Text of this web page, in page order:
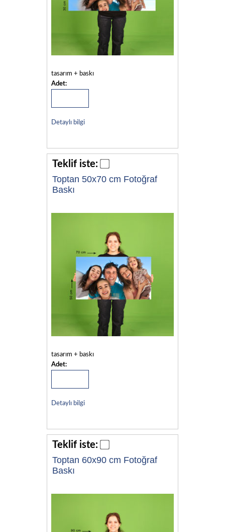
tasarım + baskı
Adet:
Detaylı bilgi
Teklif iste:
Toptan 50x70 cm Fotoğraf
Baskı
tasarım + baskı
Adet:
Detaylı bilgi
Teklif iste:
Toptan 60x90 cm Fotoğraf
Baskı